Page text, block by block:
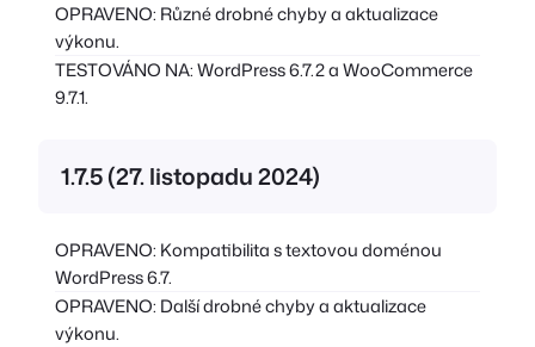
OPRAVENO: Různé drobné chyby a aktualizace
výkonu.
TESTOVÁNO NA: WordPress 6.7.2 a WooCommerce
9.7.1.
1.7.5 (27. listopadu 2024)
OPRAVENO: Kompatibilita s textovou doménou
WordPress 6.7.
OPRAVENO: Další drobné chyby a aktualizace
výkonu.